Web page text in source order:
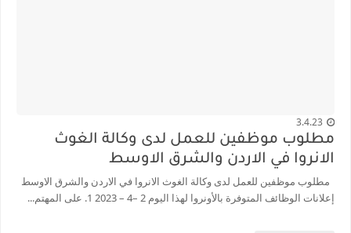
3.4.23
مطلوب موظفين للعمل لدى وكالة الغوث
الانروا في الاردن والشرق الاوسط
مطلوب موظفين للعمل لدى وكالة الغوث الانروا في الاردن والشرق الاوسط
إعلانات الوظائف المتوفرة بالأونروا لهذا اليوم 2 –4 – 2023 1. على المهتم...